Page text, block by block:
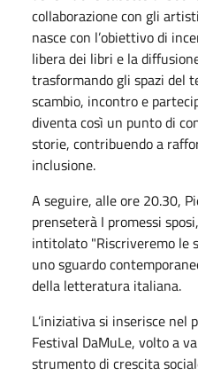
collaborazione con gli
nasce con l’obiettivo di
libera dei libri e la
trasformando gli spazi del
scambio, incontro e
diventa così un punto di
storie, contribuendo a
inclusione.
A seguire, alle ore 20.30,
prenseterà I promessi
intitolato "Riscriveremo le
uno sguardo
della letteratura italiana.
L’iniziativa si inserisce nel
Festival DaMuLe, volto a
strumento di crescita